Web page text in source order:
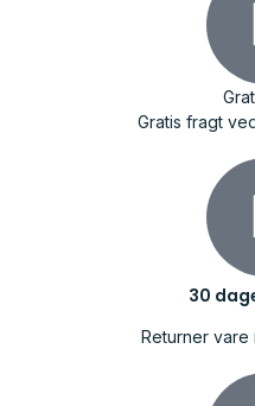
Gratis fragt
30
Returner